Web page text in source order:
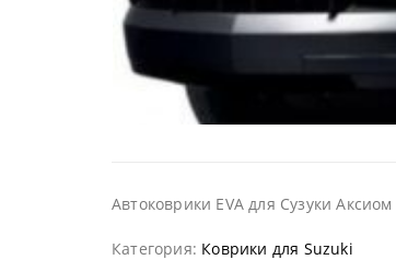
Автоковрики EVA для Сузуки
Категория: Коврики для Suzuki